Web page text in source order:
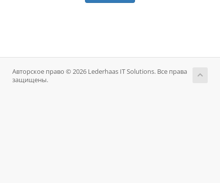
Авторское право © 2026 Lederhaas IT Solutions. Все права
защищены.